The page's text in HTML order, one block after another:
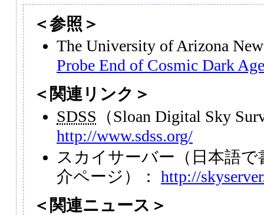
＜参照＞
The University of Arizona
Probe End of Cosmic Dark
＜関連リンク＞
SDSS （Sloan Digital Sky
http://www.sdss.org/
スカイサーバー（日本語で
介ページ）： http://
＜関連ニュース＞